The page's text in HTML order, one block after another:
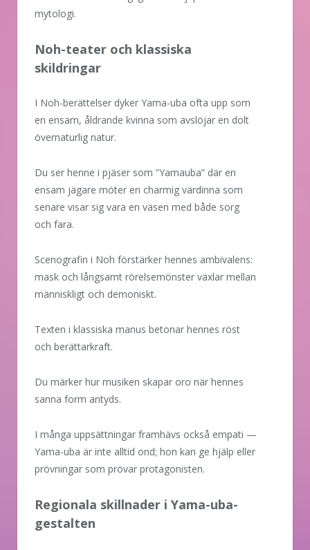
mytologi.
Noh-teater och klassiska
skildringar
I Noh-berättelser dyker Yama-uba ofta upp som
en ensam, åldrande kvinna som avslöjar en dolt
övernaturlig natur.
Du ser henne i pjäser som ”Yamauba” där en
ensam jägare möter en charmig värdinna som
senare visar sig vara en väsen med både sorg
och fara.
Scenografin i Noh förstärker hennes ambivalens:
mask och långsamt rörelsemönster växlar mellan
människligt och demoniskt.
Texten i klassiska manus betonar hennes röst
och berättarkraft.
Du märker hur musiken skapar oro när hennes
sanna form antyds.
I många uppsättningar framhävs också empati —
Yama-uba är inte alltid ond; hon kan ge hjälp eller
prövningar som prövar protagonisten.
Regionala skillnader i Yama-uba-
gestalten